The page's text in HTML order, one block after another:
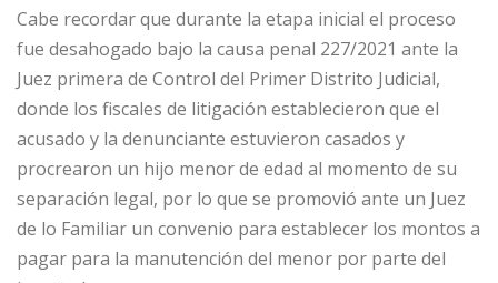
Cabe recordar que durante la etapa inicial el proceso
fue desahogado bajo la causa penal 227/2021 ante la
Juez primera de Control del Primer Distrito Judicial,
donde los fiscales de litigación establecieron que el
acusado y la denunciante estuvieron casados y
procrearon un hijo menor de edad al momento de su
separación legal, por lo que se promovió ante un Juez
de lo Familiar un convenio para establecer los montos a
pagar para la manutención del menor por parte del